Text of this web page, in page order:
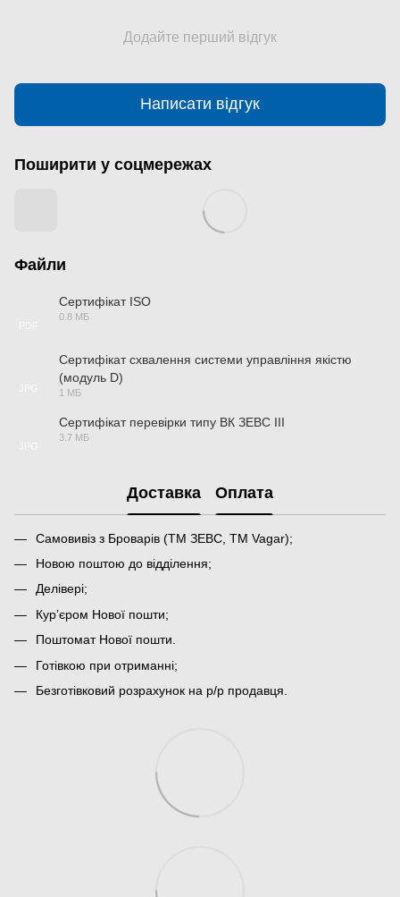
Додайте перший відгук
Написати відгук
Поширити у соцмережах
Файли
Сертифікат ISO
0.8 МБ
Сертифікат схвалення системи управління якістю
(модуль D)
1 МБ
Сертифікат перевірки типу ВК ЗЕВС ІІІ
3.7 МБ
Доставка Оплата
Самовивіз з Броварів (ТМ ЗЕВС, ТМ Vagar);
Новою поштою до відділення;
Делівері;
Кур’єром Нової пошти;
Поштомат Нової пошти.
Готівкою при отриманні;
Безготівковий розрахунок на р/р продавця.